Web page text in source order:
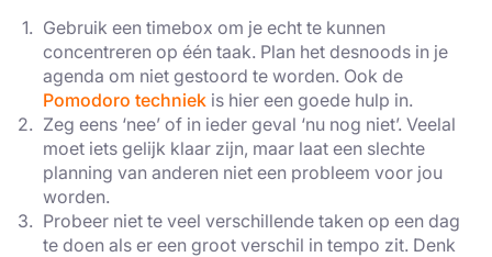
Gebruik een timebox om je echt te kunnen
concentreren op één taak. Plan het desnoods in je
agenda om niet gestoord te worden. Ook de
Pomodoro techniek is hier een goede hulp in.
Zeg eens ‘nee’ of in ieder geval ‘nu nog niet’. Veelal
moet iets gelijk klaar zijn, maar laat een slechte
planning van anderen niet een probleem voor jou
worden.
Probeer niet te veel verschillende taken op een dag
te doen als er een groot verschil in tempo zit. Denk